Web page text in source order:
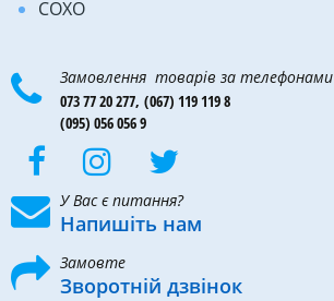
COXO
Замовлення товарів за телефонами
073 77 20 277, (067) 119 119 8
(095) 056 056 9
У Вас є питання?
Напишіть нам
Замовте
Зворотній дзвінок